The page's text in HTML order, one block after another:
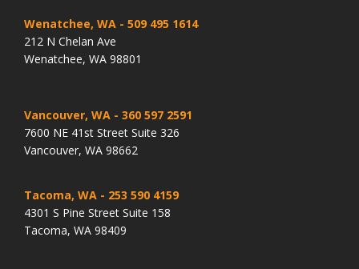
Wenatchee, WA - 509 495 1614
212 N Chelan Ave
Wenatchee, WA 98801
Vancouver, WA - 360 597 2591
7600 NE 41st Street Suite 326
Vancouver, WA 98662
Tacoma, WA - 253 590 4159
4301 S Pine Street Suite 158
Tacoma, WA 98409